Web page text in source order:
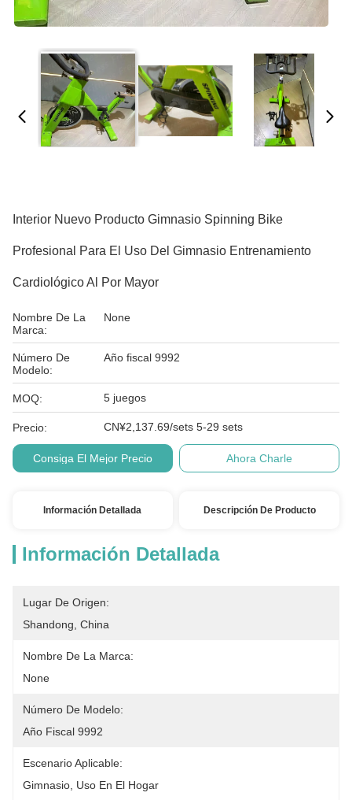
Interior Nuevo Producto Gimnasio Spinning Bike
Profesional Para El Uso Del Gimnasio Entrenamiento
Cardiológico Al Por Mayor
Nombre De La
Marca:
None
Número De
Modelo:
Año fiscal 9992
MOQ: 5 juegos
Precio: CN¥2,137.69/sets 5-29 sets
Consiga El Mejor Precio Ahora Charle
Información Detallada Descripción De Producto
Información Detallada
Lugar De Origen:
Shandong, China
Nombre De La Marca:
None
Número De Modelo:
Año Fiscal 9992
Escenario Aplicable:
Gimnasio, Uso En El Hogar